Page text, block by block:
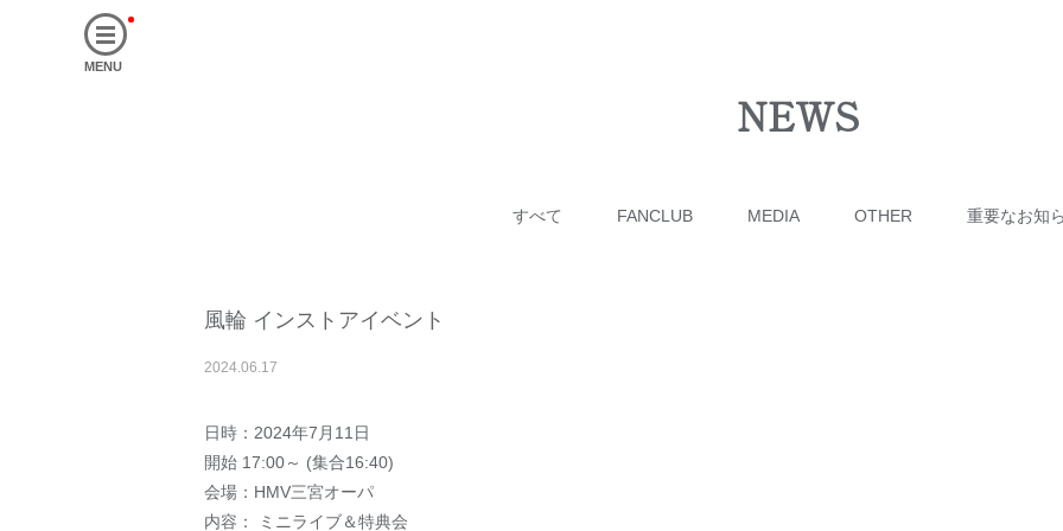
MENU
NEWS
すべて FANCLUB MEDIA OTHER 重要なお知
風輪 インストアイベント
2024.06.17
日時：2024年7月11日
開始 17:00～ (集合16:40)
会場：HMV三宮オーパ
内容： ミニライブ＆特典会